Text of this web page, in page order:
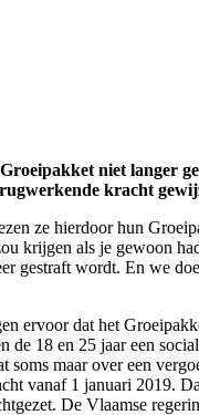
niet langer
kracht
ze hierdoor hun
krijgen als je gewoon
gestraft wordt. En we
dat het
18 en 25 jaar een
maar over een
vanaf 1 januari 2019.
De Vlaamse